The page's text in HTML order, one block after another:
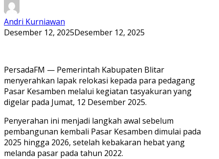
Andri Kurniawan
Desember 12, 2025Desember 12, 2025
PersadaFM — Pemerintah Kabupaten Blitar
menyerahkan lapak relokasi kepada para pedagang
Pasar Kesamben melalui kegiatan tasyakuran yang
digelar pada Jumat, 12 Desember 2025.
Penyerahan ini menjadi langkah awal sebelum
pembangunan kembali Pasar Kesamben dimulai pada
2025 hingga 2026, setelah kebakaran hebat yang
melanda pasar pada tahun 2022.